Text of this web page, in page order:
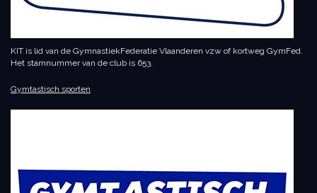
KIT is lid van de GymnastiekFederatie Vlaanderen vzw of kortweg GymFed.
Het stamnummer van de club is 653.
Gymtastisch sporten